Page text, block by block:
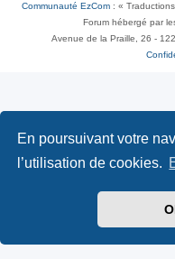
En poursuivant votre
l’utilisation de cookies.
Communauté EzCom : «
Forum hébergé par
Avenue de la Praille, 26 -